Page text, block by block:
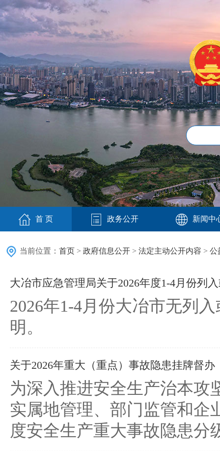
首 页 政务公开 新闻中
当前位置： 首页 > 政府信息公开 > 法定主动公开内容 > 公
大冶市应急管理局关于2026年度1-4月份列
2026年1-4月份大冶市无列
明。
关于2026年重大（重点）事故隐患挂牌督
为深入推进安全生产治本攻
实属地管理、部门监管和企
度安全生产重大事故隐患分